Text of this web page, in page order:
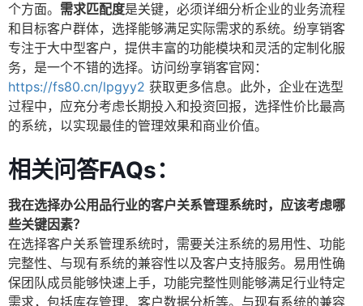
个方面。 需求匹配度是关键，必须详细分析企业的业务流程
和目标客户群体，选择能够满足实际需求的系统。纷享销客
专注于大中型客户，提供丰富的功能模块和灵活的定制化服
务，是一个不错的选择。访问纷享销客官网：
https://fs80.cn/lpgyy2 获取更多信息。此外，企业在选型
过程中，应充分考虑长期投入和投资回报，选择性价比最高
的系统，以实现最佳的管理效果和商业价值。
相关问答FAQs：
我在选择办公用品行业的客户关系管理系统时，应该考虑哪
些关键因素？
在选择客户关系管理系统时，需要关注系统的易用性、功能
完整性、与现有系统的兼容性以及客户支持服务。易用性确
保团队成员能够快速上手，功能完整性则能够满足行业特定
需求，包括库存管理、客户数据分析等。与现有系统的兼容